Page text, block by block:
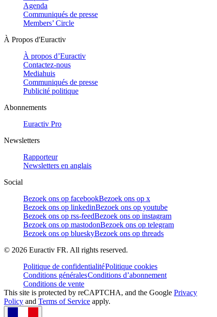
Agenda
Communiqués de presse
Members’ Circle
À Propos d'Euractiv
À propos d’Euractiv
Contactez-nous
Mediahuis
Communiqués de presse
Publicité politique
Abonnements
Euractiv Pro
Newsletters
Rapporteur
Newsletters en anglais
Social
Bezoek ons op facebookBezoek ons op x
Bezoek ons op linkedinBezoek ons op youtube
Bezoek ons op rss-feedBezoek ons op instagram
Bezoek ons op mastodonBezoek ons op telegram
Bezoek ons op blueskyBezoek ons op threads
© 2026 Euractiv FR. All rights reserved.
Politique de confidentialitéPolitique cookies
Conditions généralesConditions d’abonnement
Conditions de vente
This site is protected by reCAPTCHA, and the Google Privacy
Policy and Terms of Service apply.